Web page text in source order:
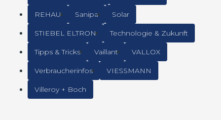
REHAU Sanipa Solar
STIEBEL ELTRON Technologie & Zukunft
Tipps & Tricks Vaillant VALLOX
Verbraucherinfos VIESSMANN
Villeroy + Boch